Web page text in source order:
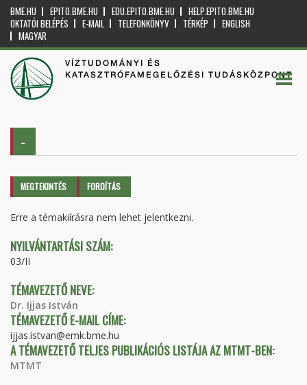
BME.HU EPITO.BME.HU EDU.EPITO.BME.HU
HELP.EPITO.BME.HU
OKTATÓI BELÉPÉS
E-MAIL TELEFONKÖNYV TÉRKÉP
ENGLISH
MAGYAR
VÍZTUDOMÁNYI ÉS
KATASZTRÓFAMEGELŐZÉSI TUDÁSKÖZPONT
-
Elsődleges fülek
MEGTEKINTÉS (AKTÍVFORDÍTÁS
Erre a témakiírásra nem lehet jelentkezni.
NYILVÁNTARTÁSI SZÁM:
03/II
TÉMAVEZETŐ NEVE:
Dr. Ijjas István
TÉMAVEZETŐ E-MAIL CÍME:
ijjas.istvan@emk.bme.hu
A TÉMAVEZETŐ TELJES PUBLIKÁCIÓS LISTÁJA AZ MTMT-BEN:
MTMT